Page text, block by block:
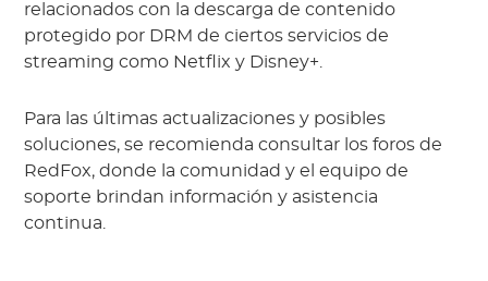
relacionados con la descarga de contenido
protegido por DRM de ciertos servicios de
streaming como Netflix y Disney+.
Para las últimas actualizaciones y posibles
soluciones, se recomienda consultar los foros de
RedFox, donde la comunidad y el equipo de
soporte brindan información y asistencia
continua.